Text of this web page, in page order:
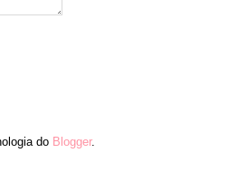
do Blogger.